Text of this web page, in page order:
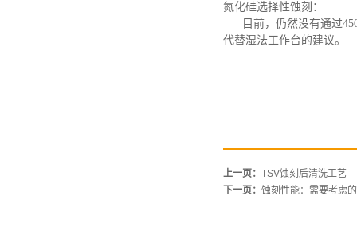
氮化硅选择性蚀刻：
目前，仍然没有通过
代替湿法工作台的建议。
上一页： TSV蚀刻后清洗工艺
下一页： 蚀刻性能：需要考虑